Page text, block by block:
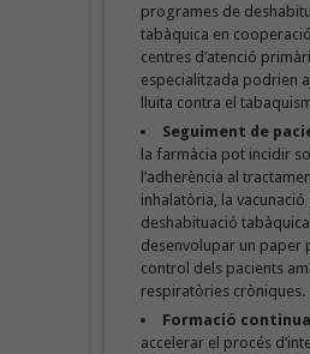
programes de
tabàquica en
centres d’atenció
especialitzada podrien
lluita contra el
Seguiment de
la farmàcia pot incidir
l’adherència al
inhalatòria, la
deshabituació
desenvolupar un paper
control dels pacients
respiratòries cròniques.
Formació
accelerar el procés